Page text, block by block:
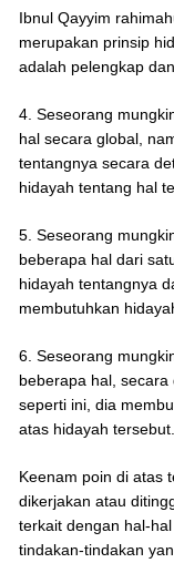
Ibnul Qayyim
merupakan prinsip
adalah pelengkap
4. Seseorang
hal secara global,
tentangnya secara
hidayah tentang hal
5. Seseorang
beberapa hal dari
hidayah tentangnya
membutuhkan
6. Seseorang
beberapa hal,
seperti ini, dia
atas hidayah tersebut.
Keenam poin di atas
dikerjakan atau
terkait dengan hal-
tindakan-tindakan